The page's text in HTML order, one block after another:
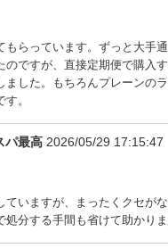
もらっています。ずっと大手
のですが、直接定期便で購入
ました。もちろんプレーンの
。
パ最高 2026/05/29 17:15:47
ていますが、まったくクセが
処分する手間も省けて助かりま